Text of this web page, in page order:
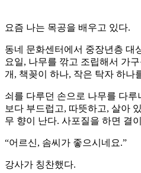
요즘 나는 목공을 배우고 있다.
동네 문화센터에서 중장년층 대
요일, 나무를 깎고 조립해서 가
개, 책꽂이 하나, 작은 탁자 하나
쇠를 다루던 손으로 나무를 다루
보다 부드럽고, 따뜻하고, 살아
무 향이 난다. 사포질을 하면 결
“어르신, 솜씨가 좋으시네요.”
강사가 칭찬했다.